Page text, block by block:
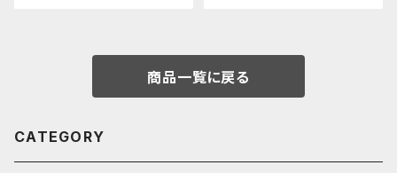
商品一覧に戻る
CATEGORY